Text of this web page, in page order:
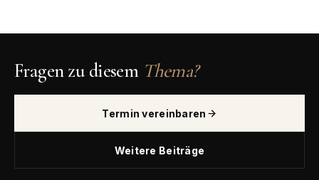
Fragen zu diesem Thema?
Termin vereinbaren
Weitere Beiträge